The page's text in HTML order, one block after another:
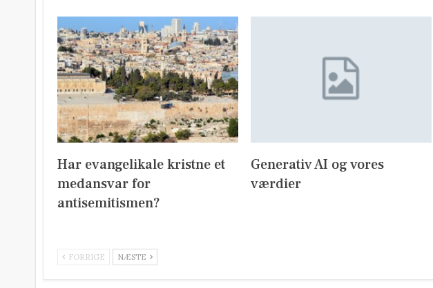
Har evangelikale kristne et
medansvar for
antisemitismen?
Generativ AI og vores
værdier
FORRIGE NÆSTE